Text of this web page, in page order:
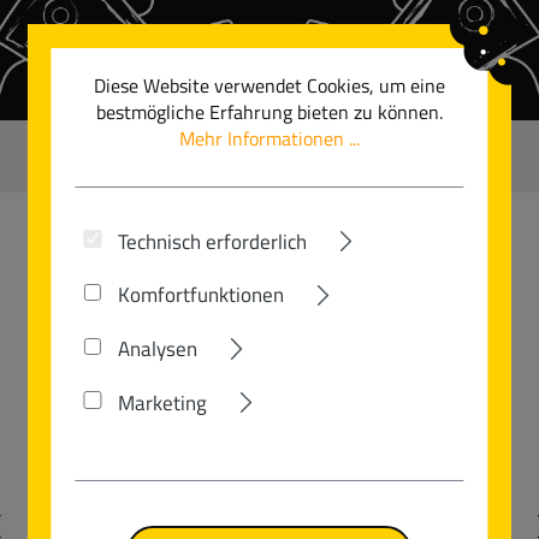
Zum Hauptinhalt springen
NEVO5 VARIO
Bildergalerie überspringen
Diese Website verwendet Cookies, um eine
bestmögliche Erfahrung bieten zu können.
Mehr Informationen ...
Technisch erforderlich
Komfortfunktionen
Analysen
Marketing